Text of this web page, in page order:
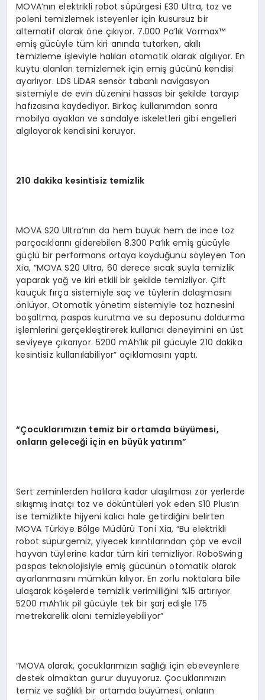
MOVA’nın elektrikli robot süpürgesi E30 Ultra, toz ve
poleni temizlemek isteyenler için kusursuz bir
alternatif olarak öne çıkıyor. 7.000 Pa’lık Vormax™
emiş gücüyle tüm kiri anında tutarken, akıllı
temizleme işleviyle halıları otomatik olarak algılıyor. En
kuytu alanları temizlemek için emiş gücünü kendisi
ayarlıyor. LDS LiDAR sensör tabanlı navigasyon
sistemiyle de evin düzenini hassas bir şekilde tarayıp
hafızasına kaydediyor. Birkaç kullanımdan sonra
mobilya ayakları ve sandalye iskeletleri gibi engelleri
algılayarak kendisini koruyor.
210 dakika kesintisiz temizlik
MOVA S20 Ultra’nın da hem büyük hem de ince toz
parçacıklarını giderebilen 8.300 Pa’lık emiş gücüyle
güçlü bir performans ortaya koyduğunu söyleyen Ton
Xia, “MOVA S20 Ultra, 60 derece sıcak suyla temizlik
yaparak yağ ve kiri etkili bir şekilde temizliyor. Çift
kauçuk fırça sistemiyle saç ve tüylerin dolaşmasını
önlüyor. Otomatik yönetim sistemiyle toz haznesini
boşaltma, paspas kurutma ve su deposunu doldurma
işlemlerini gerçekleştirerek kullanıcı deneyimini en üst
seviyeye çıkarıyor. 5200 mAh’lık pil gücüyle 210 dakika
kesintisiz kullanılabiliyor” açıklamasını yaptı.
“Çocuklarımızın temiz bir ortamda büyümesi,
onların geleceği için en büyük yatırım”
Sert zeminlerden halılara kadar ulaşılması zor yerlerde
sıkışmış inatçı toz ve döküntüleri yok eden S10 Plus’ın
ise temizlikte hijyeni kalıcı hale getirdiğini belirten
MOVA Türkiye Bölge Müdürü Toni Xia, “Bu elektrikli
robot süpürgemiz, yiyecek kırıntılarından çöp ve evcil
hayvan tüylerine kadar tüm kiri temizliyor. RoboSwing
paspas teknolojisiyle emiş gücünün otomatik olarak
ayarlanmasını mümkün kılıyor. En zorlu noktalara bile
ulaşarak köşelerde temizlik verimliliğini %15 artırıyor.
5200 mAh’lık pil gücüyle tek bir şarj edişle 175
metrekarelik alanı temizleyebiliyor”
“MOVA olarak, çocuklarımızın sağlığı için ebeveynlere
destek olmaktan gurur duyuyoruz. Çocuklarımızın
temiz ve sağlıklı bir ortamda büyümesi, onların